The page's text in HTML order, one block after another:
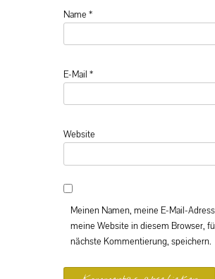
Name *
E-Mail *
Website
Meinen Namen, meine E-Mail-
meine Website in diesem Browser,
nächste Kommentierung, speichern.